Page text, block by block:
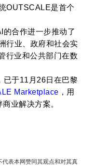
OUTSCALE是首个
合作进一步推动了
行业、政府和社会实
行业和公共部门在数
已于11月26日在巴黎
Marketplace ，用
业解决方案。
代表本网赞同其观点和对其真